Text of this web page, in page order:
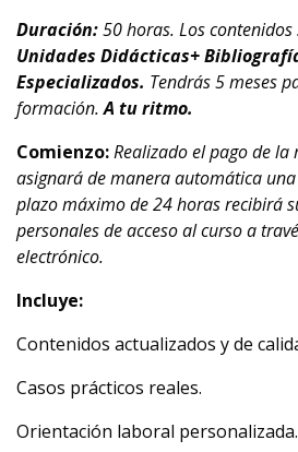
Duración:50 horas. Los contenidos
Unidades Didácticas+
Especializados. Tendrás 5 meses
formación.A tu ritmo.
Comienzo:Realizado el pago de la
asignará de manera automática
plazo máximo de 24 horas recibirá
personales de acceso al curso a
electrónico.
Incluye:
Contenidos actualizados y de
Casos prácticos reales.
Orientación laboral personalizada.